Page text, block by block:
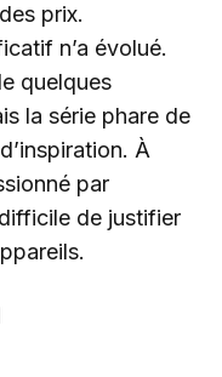
prix.
n’a évolué.
quelques
la série phare de
À
par
de justifier